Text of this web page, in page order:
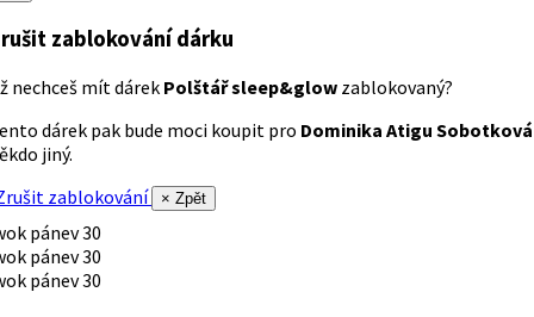
zablokování dárku
nechceš mít dárek Polštář sleep&glow zablokovaný?
dárek pak bude moci koupit pro Dominika Atigu Sobotková
jiný.
zablokování
× Zpět